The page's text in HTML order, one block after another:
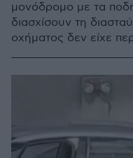
μονόδρομο με τα
διασχίσουν τη
οχήματος δεν είχε